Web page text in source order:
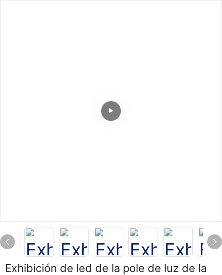
Exhibición de led de la pole de luz de la